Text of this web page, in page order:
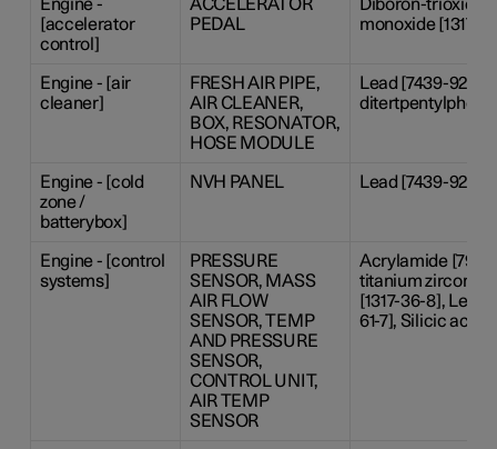
Engine -
[accelerator
control]
ACCELERATOR
PEDAL
Diboron-trioxide
monoxide [1317-
Engine - [air
cleaner]
FRESH AIR PIPE,
AIR CLEANER,
BOX, RESONATOR,
HOSE MODULE
Lead [7439-92-
Engine - [cold
zone /
batterybox]
NVH PANEL Lead [7439-92-1]
Engine - [control
systems]
PRESSURE
SENSOR, MASS
AIR FLOW
SENSOR, TEMP
AND PRESSURE
SENSOR,
CONTROL UNIT,
AIR TEMP
SENSOR
Acrylamide [79-
titanium
[1317-36-8],
61-7], Silicic acid,